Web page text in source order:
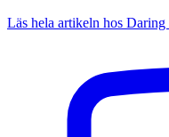
Läs hela artikeln hos Daring